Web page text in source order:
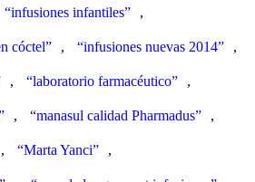
“infusiones infantiles” ,
cóctel” , “infusiones nuevas 2014” ,
, “laboratorio farmacéutico” ,
, “manasul calidad Pharmadus” ,
, “Marta Yanci” ,